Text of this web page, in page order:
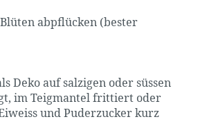
abpflücken (bester
Deko auf salzigen oder süssen
im Teigmantel frittiert oder
und Puderzucker kurz